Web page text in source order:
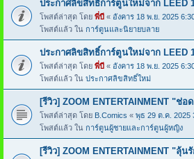
ประกาศลิขสิทธิ์การ์ตูนใหม่จาก LEED
โพสต์ล่าสุด โดย พี่บี « อังคาร 18 พ.ย. 2025
โพสต์แล้ว ใน การ์ตูนและนิยายบลาย
ประกาศลิขสิทธิ์การ์ตูนใหม่จาก LEED
โพสต์ล่าสุด โดย พี่บี « อังคาร 18 พ.ย. 2025
โพสต์แล้ว ใน ประกาศลิขสิทธิ์ใหม่
[รีวิว] ZOOM ENTERTAINMENT "ช่
โพสต์ล่าสุด โดย B.Comics « พุธ 29 ต.ค. 2025
โพสต์แล้ว ใน การ์ตูนผู้ชายและการ์ตูนผู้หญิง
[รีวิว] ZOOM ENTERTAINMENT "ลุ้น